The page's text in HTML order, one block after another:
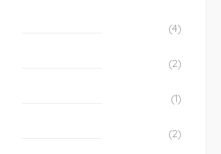
(4)
(2)
(1)
(2)